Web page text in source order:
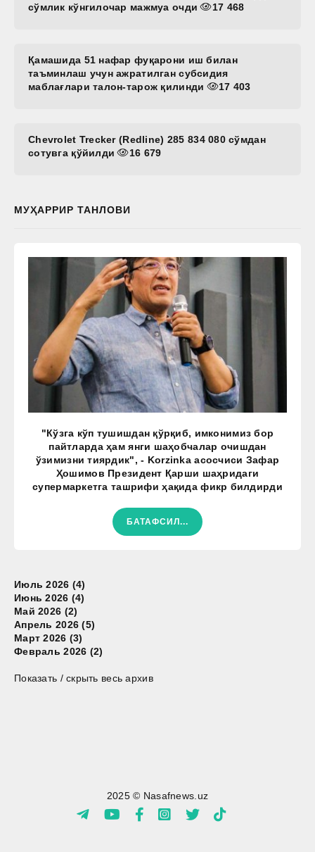
сўмлик кўнгилочар мажмуа очди
17 468
Қамашида 51 нафар фуқарони иш билан
таъминлаш учун ажратилган субсидия
маблағлари талон-тарож қилинди
17 403
Chevrolet Trecker (Redline) 285 834 080 сўмдан
сотувга қўйилди
16 679
МУҲАРРИР ТАНЛОВИ
"Кўзга кўп тушишдан қўрқиб, имконимиз бор
пайтларда ҳам янги шаҳобчалар очишдан
ўзимизни тиярдик", - Korzinka асосчиси Зафар
Ҳошимов Президент Қарши шаҳридаги
супермаркетга ташрифи ҳақида фикр билдирди
БАТАФСИЛ...
Июль 2026 (4)
Июнь 2026 (4)
Май 2026 (2)
Апрель 2026 (5)
Март 2026 (3)
Февраль 2026 (2)
Показать / скрыть весь архив
2025 © Nasafnews.uz